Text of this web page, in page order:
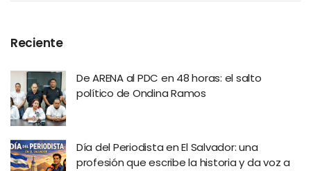
Reciente
De ARENA al PDC en 48 horas: el salto
político de Ondina Ramos
Día del Periodista en El Salvador: una
profesión que escribe la historia y da voz a